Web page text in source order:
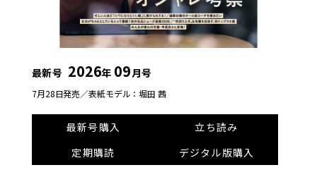
最新号 2026年 09月号
7月28日発売／表紙モデル：堀田 茜
最新号購入
立ち読み
定期購読
デジタル版購入